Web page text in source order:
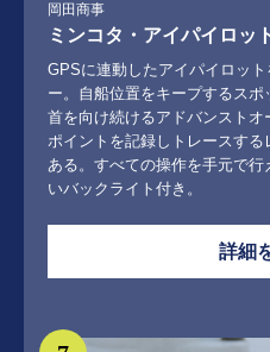
岡田商事
ミンコタ・アイパイロッ
GPSに連動したアイパイロッ
ー。自船位置をキープするス
首を向け続けるアドバンスト
ポイントを記録しトレースす
ある。すべての操作を手元で
いバックライト付き。
詳細